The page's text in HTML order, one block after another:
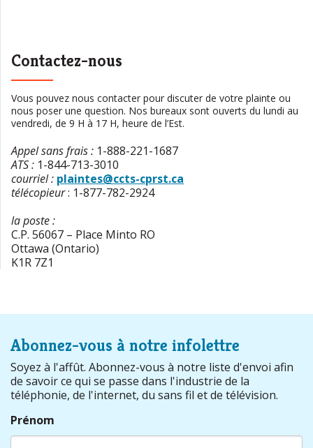
Contactez-nous
Vous pouvez nous contacter pour discuter de votre plainte ou
nous poser une question. Nos bureaux sont ouverts du lundi au
vendredi, de 9 H à 17 H, heure de l’Est.
Appel sans frais: 1-888-221-1687
ATS: 1-844-713-3010
courriel : plaintes@ccts-cprst.ca
télécopieur: 1-877-782-2924
la poste :
C.P. 56067 – Place Minto RO
Ottawa (Ontario)
K1R 7Z1
Abonnez-vous à notre infolettre
Soyez à l'affût. Abonnez-vous à notre liste d'envoi afin
de savoir ce qui se passe dans l'industrie de la
téléphonie, de l'internet, du sans fil et de télévision.
Prénom